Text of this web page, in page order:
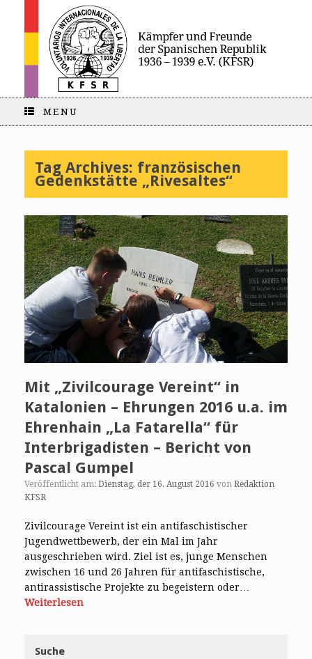
MENU
Tag Archives: französischen
Gedenkstätte „Rivesaltes“
Mit „Zivilcourage Vereint“ in
Katalonien – Ehrungen 2016 u.a. im
Ehrenhain „La Fatarella“ für
Interbrigadisten – Bericht von
Pascal Gumpel
Veröffentlicht am: Dienstag, der 16. August 2016 von Redaktion
KFSR
Zivilcourage Vereint ist ein antifaschistischer
Jugendwettbewerb, der ein Mal im Jahr
ausgeschrieben wird. Ziel ist es, junge Menschen
zwischen 16 und 26 Jahren für antifaschistische,
antirassistische Projekte zu begeistern oder…
Weiterlesen
Suche